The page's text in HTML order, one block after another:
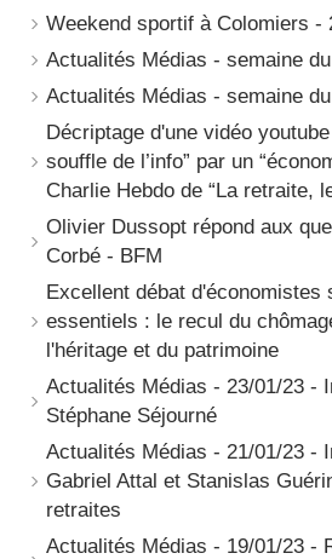
Weekend sportif à Colomiers -
Actualités Médias - semaine
Actualités Médias - semaine
Décriptage d'une vidéo
souffle de l’info” par un
Charlie Hebdo de “La retraite,
Olivier Dussopt répond aux
Corbé - BFM
Excellent débat d'économistes
essentiels : le recul du
l'héritage et du patrimoine
Actualités Médias - 23/01/23 -
Stéphane Séjourné
Actualités Médias - 21/01/23 -
Gabriel Attal et Stanislas
retraites
Actualités Médias - 19/01/23 -